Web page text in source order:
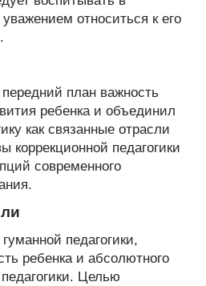
относиться к его
план важность
ребенка и объединил
как связанные отрасли
коррекционной педагогики
современного
педагогики,
ребенка и абсолютного
Целью